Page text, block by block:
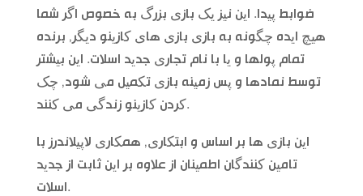
ضوابط پیدا. این نیز یک بازی بزرگ به خصوص اگر شما
هیچ ایده چگونه به بازی بازی های کازینو دیگر, برنده
تمام پولها و یا با نام تجاری جدید اسلات. این بیشتر
توسط نمادها و پس زمینه بازی تکمیل می شود, چک
کردن کازینو زندگی می کنند.
این بازی ها بر اساس و ابتکاری, همکاری لاپیلاندرز با
تامین کنندگان اطمینان از علاوه بر این ثابت از جدید
اسلات.